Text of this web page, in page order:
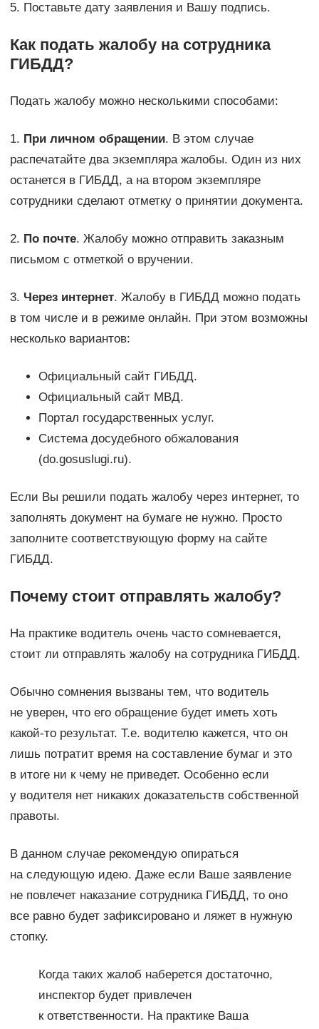
5. Поставьте дату заявления и Вашу подпись.
Как подать жалобу на сотрудника
ГИБДД?
Подать жалобу можно несколькими способами:
1. При личном обращении. В этом случае
распечатайте два экземпляра жалобы. Один из них
останется в ГИБДД, а на втором экземпляре
сотрудники сделают отметку о принятии документа.
2. По почте. Жалобу можно отправить заказным
письмом с отметкой о вручении.
3. Через интернет. Жалобу в ГИБДД можно подать
в том числе и в режиме онлайн. При этом возможны
несколько вариантов:
Официальный сайт ГИБДД.
Официальный сайт МВД.
Портал государственных услуг.
Система досудебного обжалования
(do.gosuslugi.ru).
Если Вы решили подать жалобу через интернет, то
заполнять документ на бумаге не нужно. Просто
заполните соответствующую форму на сайте
ГИБДД.
Почему стоит отправлять жалобу?
На практике водитель очень часто сомневается,
стоит ли отправлять жалобу на сотрудника ГИБДД.
Обычно сомнения вызваны тем, что водитель
не уверен, что его обращение будет иметь хоть
какой-то результат. Т.е. водителю кажется, что он
лишь потратит время на составление бумаг и это
в итоге ни к чему не приведет. Особенно если
у водителя нет никаких доказательств собственной
правоты.
В данном случае рекомендую опираться
на следующую идею. Даже если Ваше заявление
не повлечет наказание сотрудника ГИБДД, то оно
все равно будет зафиксировано и ляжет в нужную
стопку.
Когда таких жалоб наберется достаточно,
инспектор будет привлечен
к ответственности. На практике Ваша